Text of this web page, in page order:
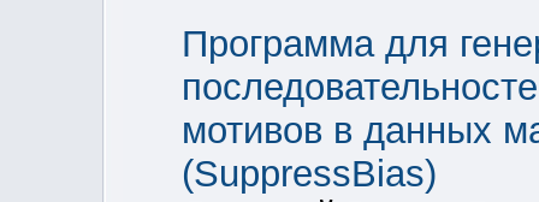
Программа для
мотивов в данных
(SuppressBias)